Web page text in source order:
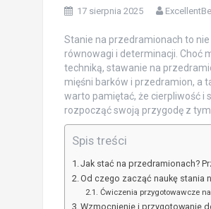
17 sierpnia 2025
Stanie na przedramionach to
równowagi i determinacji. Choć
techniką, stawanie na
mięśni barków i przedramion, a
warto pamiętać, że cierpliwość i
rozpocząć swoją przygodę z
Spis treści
Jak stać na przedramionach?
Od czego zacząć naukę stania
Ćwiczenia przygotowawcze
Wzmocnienie i przygotowanie